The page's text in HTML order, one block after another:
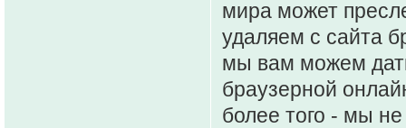
мира может
удаляем с сайта
мы вам можем
браузерной
более того - мы